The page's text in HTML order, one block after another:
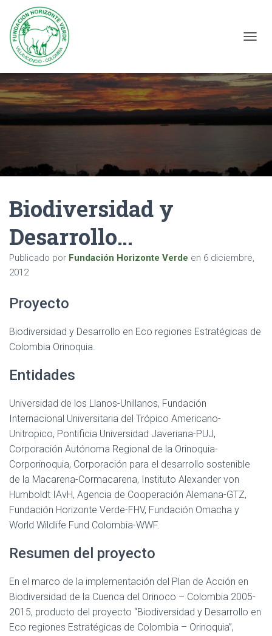
B
I
M
D
Biodiversidad y
Desarrollo…
Publicado por Fundación Horizonte Verde en 6 diciembre,
2012
Proyecto
Biodiversidad y Desarrollo en Eco regiones Estratégicas de
Colombia Orinoquia.
Entidades
Universidad de los Llanos-Unillanos, Fundación
Internacional Universitaria del Trópico Americano-
Unitropico, Pontificia Universidad Javeriana-PUJ,
Corporación Autónoma Regional de la Orinoquia-
Corporinoquia, Corporación para el desarrollo sostenible
de la Macarena-Cormacarena, Instituto Alexander von
Humboldt IAvH, Agencia de Cooperación Alemana-GTZ,
Fundación Horizonte Verde-FHV, Fundación Omacha y
World Wildlife Fund Colombia-WWF.
Resumen del proyecto
En el marco de la implementación del Plan de Acción en
Biodiversidad de la Cuenca del Orinoco – Colombia 2005-
2015, producto del proyecto “Biodiversidad y Desarrollo en
Eco regiones Estratégicas de Colombia – Orinoquia”,